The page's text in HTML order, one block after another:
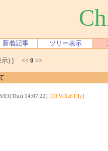
新着記事 ツリー表示
示) ] << 0 >>
03(Thu) 14:07:22) [ID:WXs6Tjly]